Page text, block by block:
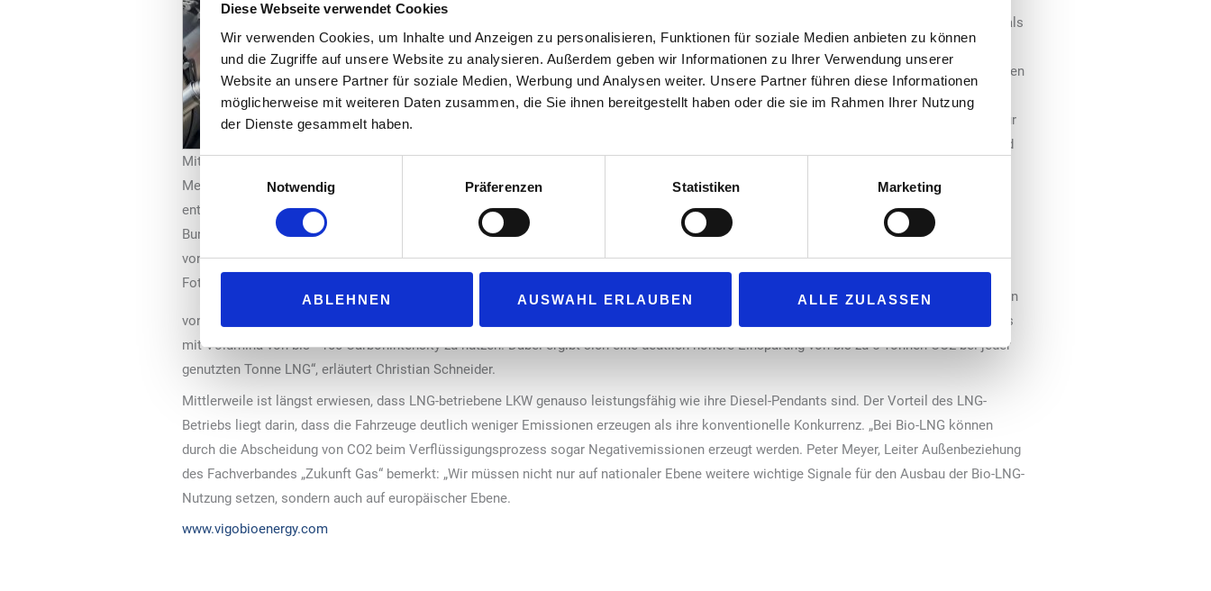
Diese Webseite verwendet Cookies
Wir verwenden Cookies, um Inhalte und Anzeigen zu personalisieren, Funktionen für soziale Medien anbieten zu können
und die Zugriffe auf unsere Website zu analysieren. Außerdem geben wir Informationen zu Ihrer Verwendung unserer
Website an unsere Partner für soziale Medien, Werbung und Analysen weiter. Unsere Partner führen diese Informationen
möglicherweise mit weiteren Daten zusammen, die Sie ihnen bereitgestellt haben oder die sie im Rahmen Ihrer Nutzung
der Dienste gesammelt haben.
Einwilligungsauswahl
Notwendig
Präferenzen Statistiken Marketing
ABLEHNEN AUSWAHL ERLAUBEN ALLE ZULASSEN
Mit der Umstellung auf Bio-LNG setzt Duisburg einen
Meilenstein in Richtung einer CO2-freien Stadt. Ein
entsprechendes Bio-LNG Zertifikat erhielt der
Bundestagsabgeordnete Bernd Reuther (r.) aus den Händen
von ViGo Bioenergy-Chef Christian Schneider (l.)
Foto: ViGo Bioenergy
LNG-Tankstelle bietet eine besonders hohe Performance, da sowohl LKW als
auch Binnenschiffe gleichzeitig betankt werden können. Das Unternehmen
betreibt mittlerweile 25 eigene LNG-Stationen und ist damit einer der größten
LNG Tankstellenanbieter Deutschlandweit. LNG ist ein verflüssigtes
aufbereitetes Erdgas, das auf −161 bis −164 °C abgekühlt wird. Es weist nur
etwa ein Sechshundertstel des Volumens von gasförmigem Erdgas auf und
„Ausgehend von der Grundidee, LNG für den Transportsektor nutzbar zu
machen, haben wir unter der Marke LIQUIND Versorgungshubs für die
heutige Event markiert den Startpunkt unserer Marken-Transformation von
LIQUIND zur Vigo Bioenergy und bildet zugleich den Auftakt der Substitution
von fossilem zu biogenem Gas, sprich zu BIO-LNG. Letztere soll bis Ende 2024 abgeschlossen sein. Der Hauptfokus liegt dabei darauf, Gas
mit Volumina von bis -100 Carbonintensity zu nutzen. Dabei ergibt sich eine deutlich höhere Einsparung von bis zu 5 Tonnen CO2 bei jeder
genutzten Tonne LNG“, erläutert Christian Schneider.
Mittlerweile ist längst erwiesen, dass LNG-betriebene LKW genauso leistungsfähig wie ihre Diesel-Pendants sind. Der Vorteil des LNG-
Betriebs liegt darin, dass die Fahrzeuge deutlich weniger Emissionen erzeugen als ihre konventionelle Konkurrenz. „Bei Bio-LNG können
durch die Abscheidung von CO2 beim Verflüssigungsprozess sogar Negativemissionen erzeugt werden. Peter Meyer, Leiter Außenbeziehung
des Fachverbandes „Zukunft Gas“ bemerkt: „Wir müssen nicht nur auf nationaler Ebene weitere wichtige Signale für den Ausbau der Bio-LNG-
Nutzung setzen, sondern auch auf europäischer Ebene.
www.vigobioenergy.com